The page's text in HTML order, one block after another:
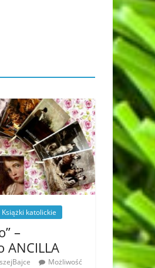
Książki katolickie
–
ANCILLA
Możliwość